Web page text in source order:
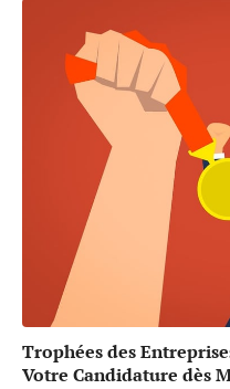
Trophées des
Votre Candidature dès